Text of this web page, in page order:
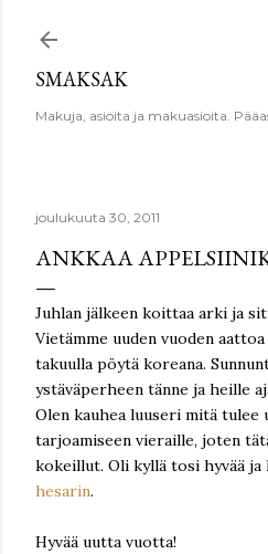
SMAKSAK
Makuja, asioita ja makuasioita.
joulukuuta 30, 2011
ANKKAA
Juhlan jälkeen koittaa arki ja
Vietämme uuden vuoden
takuulla pöytä koreana.
ystäväperheen tänne ja heille
Olen kauhea luuseri mitä tulee
tarjoamiseen vieraille, joten
kokeillut. Oli kyllä tosi hyvää ja
hesarin.
Hyvää uutta vuotta!